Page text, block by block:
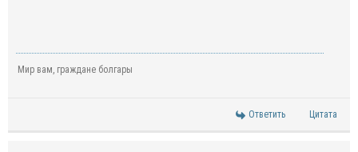
Мир вам, граждане болгары
Ответить Цитата